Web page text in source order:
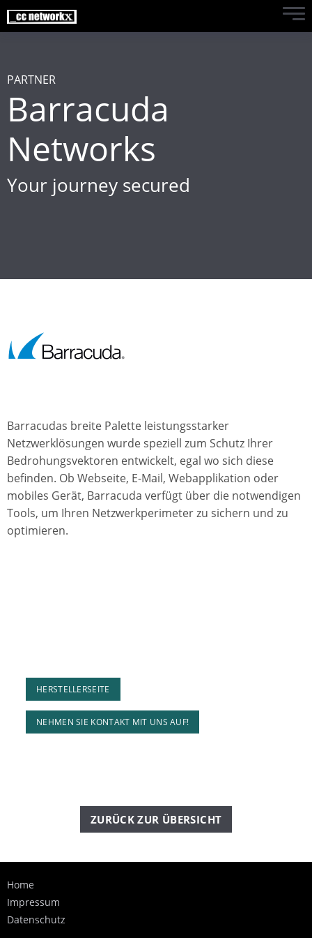
PARTNER
Barracuda
Networks
Your journey secured
Barracudas breite Palette leistungsstarker
Netzwerklösungen wurde speziell zum Schutz Ihrer
Bedrohungsvektoren entwickelt, egal wo sich diese
befinden. Ob Webseite, E-Mail, Webapplikation oder
mobiles Gerät, Barracuda verfügt über die notwendigen
Tools, um Ihren Netzwerkperimeter zu sichern und zu
optimieren.
HERSTELLERSEITE
NEHMEN SIE KONTAKT MIT UNS AUF!
ZURÜCK ZUR ÜBERSICHT
Home
Impressum
Datenschutz